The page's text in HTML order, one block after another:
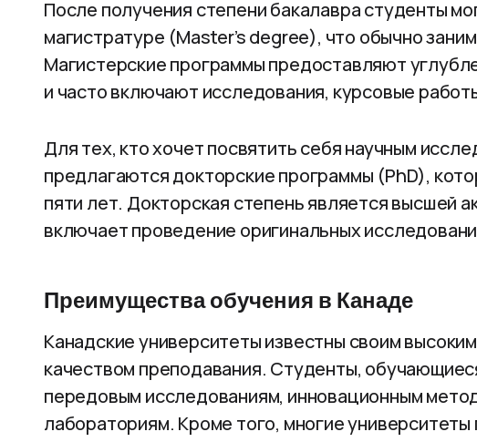
После получения степени бакалавра студенты
магистратуре (Master’s degree), что обычно
Магистерские программы предоставляют
и часто включают исследования, курсовые
Для тех, кто хочет посвятить себя научным
предлагаются докторские программы (PhD),
пяти лет. Докторская степень является высшей
включает проведение оригинальных
Преимущества обучения в Канаде
Канадские университеты известны своим
качеством преподавания. Студенты,
передовым исследованиям, инновационным
лабораториям. Кроме того, многие